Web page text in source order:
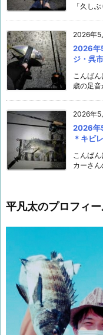
「久し
2026年5
2026年
ジ・呉
こんば
歳の足音
2026年5
2026年
＊キビ
こんば
カーさ
平凡太のプロフィ